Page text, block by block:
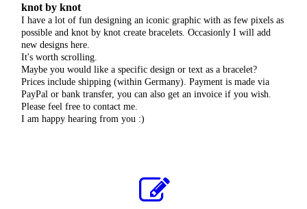
knot by knot
I have a lot of fun designing an iconic graphic with as few pixels as
possible and knot by knot create bracelets. Occasionly I will add
new designs here.
It's worth scrolling.
Maybe you would like a specific design or text as a bracelet?
Prices include shipping (within Germany). Payment is made via
PayPal or bank transfer, you can also get an invoice if you wish.
Please feel free to contact me.
I am happy hearing from you :)